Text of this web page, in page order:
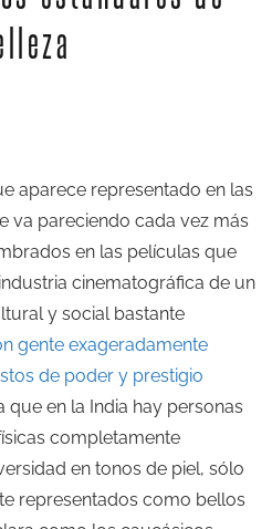
aparece representado en las
va pareciendo cada vez más
en las películas que
cinematográfica de un
y social bastante
gente exageradamente
de poder y prestigio
que en la India hay personas
completamente
en tonos de piel, sólo
representados como bellos